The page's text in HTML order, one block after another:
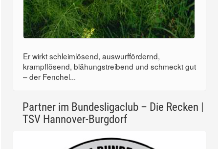
Er wirkt schleimlösend, auswurffördernd,
krampflösend, blähungstreibend und schmeckt gut
– der Fenchel...
Partner im Bundesligaclub – Die Recken |
TSV Hannover-Burgdorf